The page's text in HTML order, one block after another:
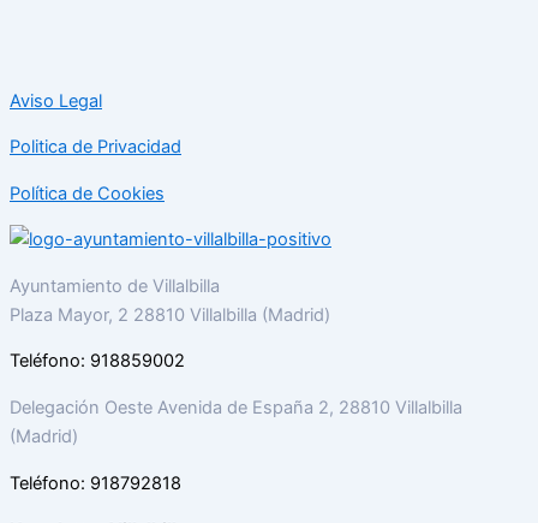
Aviso Legal
Politica de Privacidad
Política de Cookies
Ayuntamiento de Villalbilla
Plaza Mayor, 2 28810 Villalbilla (Madrid)
Teléfono: 918859002
Delegación Oeste Avenida de España 2, 28810 Villalbilla
(Madrid)
Teléfono: 918792818